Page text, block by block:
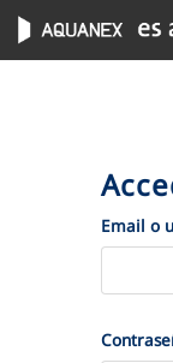
TU SERVICIO
VER TODAS
TU AGUA
Email o